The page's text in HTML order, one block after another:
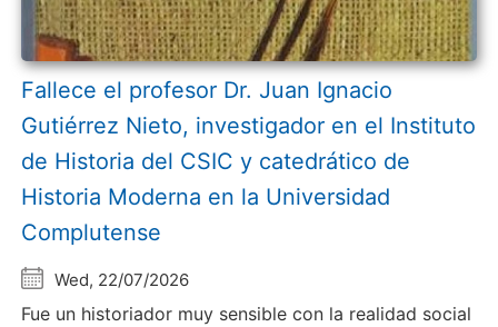
Fallece el profesor Dr. Juan Ignacio
Gutiérrez Nieto, investigador en el Instituto
de Historia del CSIC y catedrático de
Historia Moderna en la Universidad
Complutense
Wed, 22/07/2026
Fue un historiador muy sensible con la realidad social